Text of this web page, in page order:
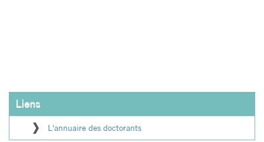
Liens
L'annuaire des doctorants